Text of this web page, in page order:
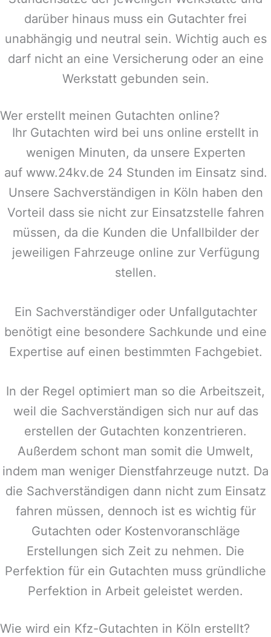
darüber hinaus muss ein Gutachter frei
unabhängig und neutral sein. Wichtig auch es
darf nicht an eine Versicherung oder an eine
Werkstatt gebunden sein.
Wer erstellt meinen Gutachten online?
Ihr Gutachten wird bei uns online erstellt in
wenigen Minuten, da unsere Experten
auf www.24kv.de 24 Stunden im Einsatz sind.
Unsere Sachverständigen in Köln haben den
Vorteil dass sie nicht zur Einsatzstelle fahren
müssen, da die Kunden die Unfallbilder der
jeweiligen Fahrzeuge online zur Verfügung
stellen.
Ein Sachverständiger oder Unfallgutachter
benötigt eine besondere Sachkunde und eine
Expertise auf einen bestimmten Fachgebiet.
In der Regel optimiert man so die Arbeitszeit,
weil die Sachverständigen sich nur auf das
erstellen der Gutachten konzentrieren.
Außerdem schont man somit die Umwelt,
indem man weniger Dienstfahrzeuge nutzt. Da
die Sachverständigen dann nicht zum Einsatz
fahren müssen, dennoch ist es wichtig für
Gutachten oder Kostenvoranschläge
Erstellungen sich Zeit zu nehmen. Die
Perfektion für ein Gutachten muss gründliche
Perfektion in Arbeit geleistet werden.
Wie wird ein Kfz-Gutachten in Köln erstellt?